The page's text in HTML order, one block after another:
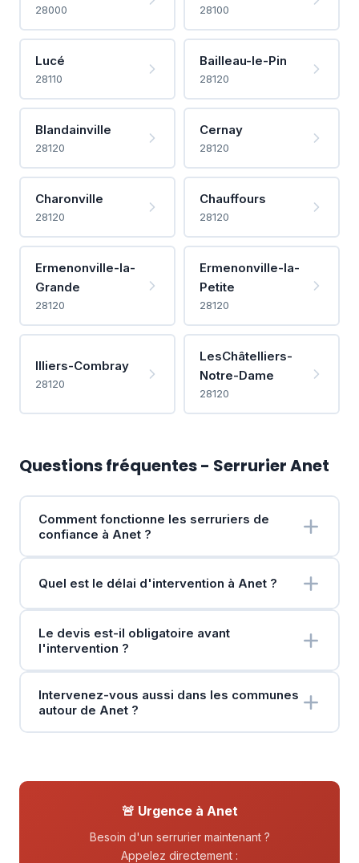
28000 28100
Lucé
28110
Bailleau-le-Pin
28120
Blandainville
28120
Cernay
28120
Charonville
28120
Chauffours
28120
Ermenonville-la-
Grande
28120
Ermenonville-la-
Petite
28120
Illiers-Combray
28120
LesChâtelliers-
Notre-Dame
28120
Questions fréquentes - Serrurier Anet
Comment fonctionne les serruriers de
confiance à Anet ?
Quel est le délai d'intervention à Anet ?
Le devis est-il obligatoire avant
l'intervention ?
Intervenez-vous aussi dans les communes
autour de Anet ?
🚨 Urgence à Anet
Besoin d'un serrurier maintenant ?
Appelez directement :